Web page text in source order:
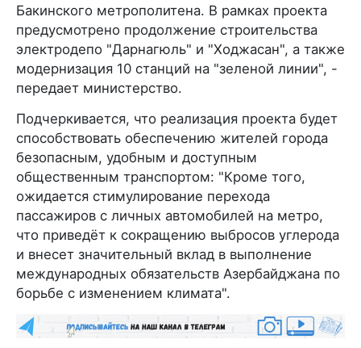
Бакинского метрополитена. В рамках проекта
предусмотрено продолжение строительства
электродепо "Дарнагюль" и "Ходжасан", а также
модернизация 10 станций на "зеленой линии", -
передает министерство.
Подчеркивается, что реализация проекта будет
способствовать обеспечению жителей города
безопасным, удобным и доступным
общественным транспортом: "Кроме того,
ожидается стимулирование перехода
пассажиров с личных автомобилей на метро,
что приведёт к сокращению выбросов углерода
и внесет значительный вклад в выполнение
международных обязательств Азербайджана по
борьбе с изменением климата".